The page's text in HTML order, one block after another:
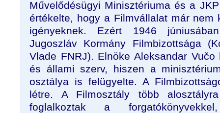
Művelődésügyi Minisztériuma és a
értékelte, hogy a Filmvállalat már nem
igényeknek. Ezért 1946
Jugoszláv Kormány Filmbizottsága
Vlade FNRJ). Elnöke Aleksandar
és állami szerv, hiszen a
osztálya is felügyelte. A
létre. A Filmosztály több
foglalkoztak a